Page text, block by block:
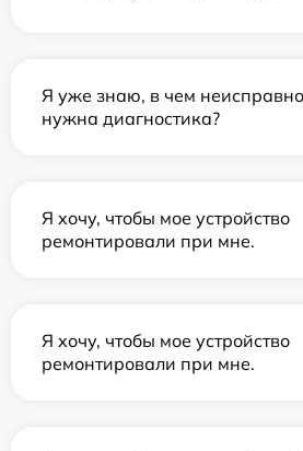
Я уже знаю, в чем
нужна диагностика?
Я хочу, чтобы мое устройство
ремонтировали при мне.
Я хочу, чтобы мое устройство
ремонтировали при мне.